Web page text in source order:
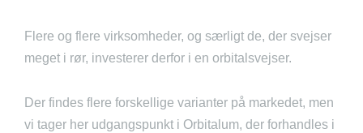
Flere og flere virksomheder, og særligt de, der svejser
meget i rør, investerer derfor i en orbitalsvejser.
Der findes flere forskellige varianter på markedet, men
vi tager her udgangspunkt i Orbitalum, der forhandles i